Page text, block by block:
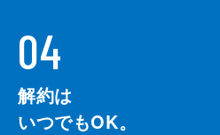
04
解約は
いつでもOK。